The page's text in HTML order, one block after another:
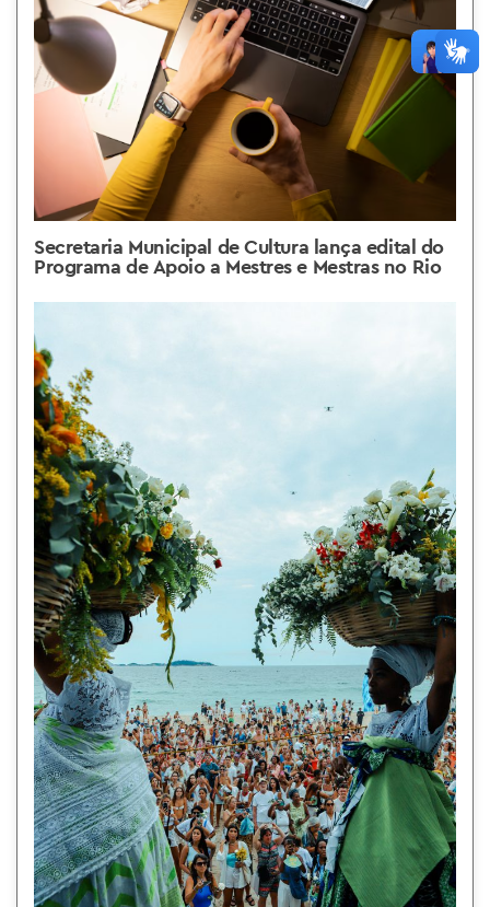
Secretaria Municipal de Cultura lança edital do
Programa de Apoio a Mestres e Mestras no Rio